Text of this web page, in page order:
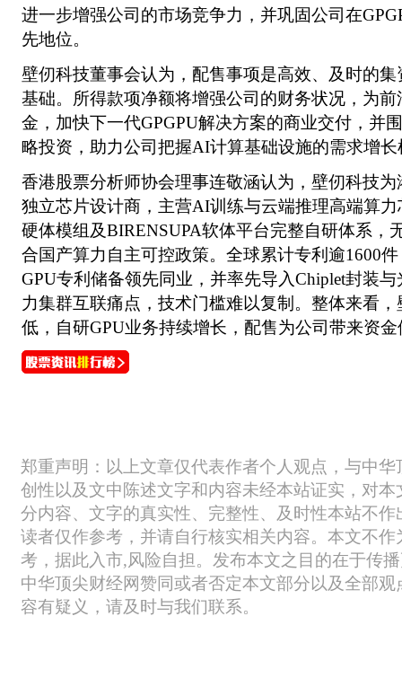
进一步增强公司的市场竞争力，并巩固公司在
先地位。
壁仞科技董事会认为，配售事项是高效、及时的
基础。所得款项净额将增强公司的财务状况，为
金，加快下一代GPGPU解决方案的商业交付，并
略投资，助力公司把握AI计算基础设施的需求增长
香港股票分析师协会理事连敬涵认为，壁仞科技为
独立芯片设计商，主营AI训练与云端推理高端算
硬体模组及BIRENSUPA软体平台完整自研体系，
合国产算力自主可控政策。全球累计专利逾1600
GPU专利储备领先同业，并率先导入Chiplet封装
力集群互联痛点，技术门槛难以复制。整体来看
低，自研GPU业务持续增长，配售为公司带来资